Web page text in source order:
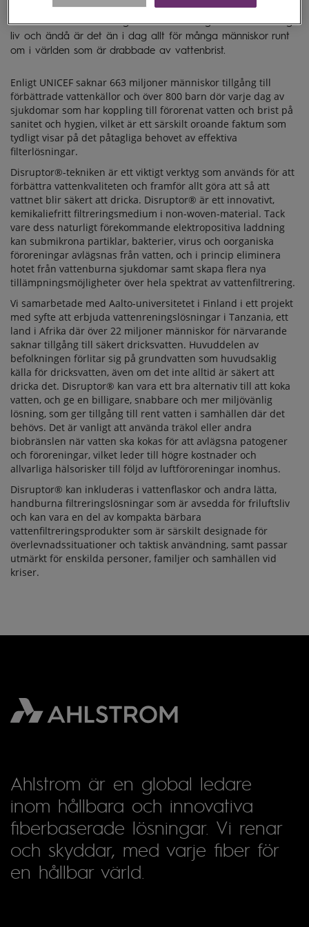
Vatten är en av de viktigaste förutsättningarna för mänskligt
liv och ändå är det än i dag allt för många människor runt
om i världen som är drabbade av vattenbrist.
Enligt UNICEF saknar 663 miljoner människor tillgång till
förbättrade vattenkällor och över 800 barn dör varje dag av
sjukdomar som har koppling till förorenat vatten och brist på
sanitet och hygien, vilket är ett särskilt oroande faktum som
tydligt visar på det påtagliga behovet av effektiva
filterlösningar.
Disruptor®-tekniken är ett viktigt verktyg som används för att
förbättra vattenkvaliteten och framför allt göra att så att
vattnet blir säkert att dricka. Disruptor® är ett innovativt,
kemikaliefritt filtreringsmedium i non-woven-material. Tack
vare dess naturligt förekommande elektropositiva laddning
kan submikrona partiklar, bakterier, virus och oorganiska
föroreningar avlägsnas från vatten, och i princip eliminera
hotet från vattenburna sjukdomar samt skapa flera nya
tillämpningsmöjligheter över hela spektrat av vattenfiltrering.
Vi samarbetade med Aalto-universitetet i Finland i ett projekt
med syfte att erbjuda vattenreningslösningar i Tanzania, ett
land i Afrika där över 22 miljoner människor för närvarande
saknar tillgång till säkert dricksvatten. Huvuddelen av
befolkningen förlitar sig på grundvatten som huvudsaklig
källa för dricksvatten, även om det inte alltid är säkert att
dricka det. Disruptor® kan vara ett bra alternativ till att koka
vatten, och ge en billigare, snabbare och mer miljövänlig
lösning, som ger tillgång till rent vatten i samhällen där det
behövs. Det är vanligt att använda träkol eller andra
biobränslen när vatten ska kokas för att avlägsna patogener
och föroreningar, vilket leder till högre kostnader och
allvarliga hälsorisker till följd av luftföroreningar inomhus.
Disruptor® kan inkluderas i vattenflaskor och andra lätta,
handburna filtreringslösningar som är avsedda för friluftsliv
och kan vara en del av kompakta bärbara
vattenfiltreringsprodukter som är särskilt designade för
överlevnadssituationer och taktisk användning, samt passar
utmärkt för enskilda personer, familjer och samhällen vid
kriser.
Ahlstrom är en global ledare
inom hållbara och innovativa
fiberbaserade lösningar. Vi renar
och skyddar, med varje fiber för
en hållbar värld.